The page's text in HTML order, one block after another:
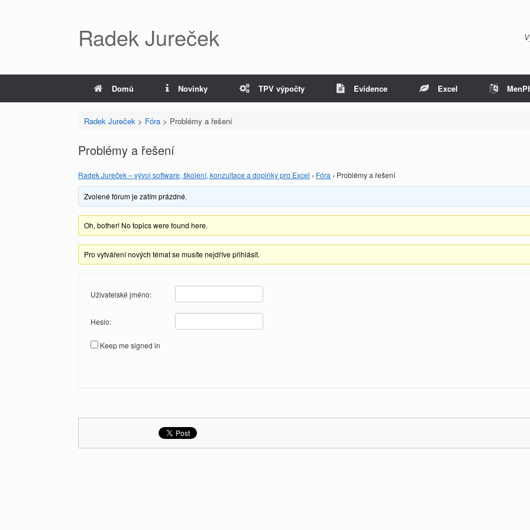
Radek Jureček
Domů Novinky TPV výpočty Evidence Excel
Radek Jureček > Fóra> Problémy a řešení
Problémy a řešení
Radek Jureček – vývoj software, školení, konzultace a doplňky pro Excel › Fóra › Problémy a řešení
Zvolené fórum je zatím prázdné.
Oh, bother! No topics were found here.
Pro vytváření nových témat se musíte nejdříve přihlásit.
Uživatelské jméno:
Heslo:
Keep me signed in